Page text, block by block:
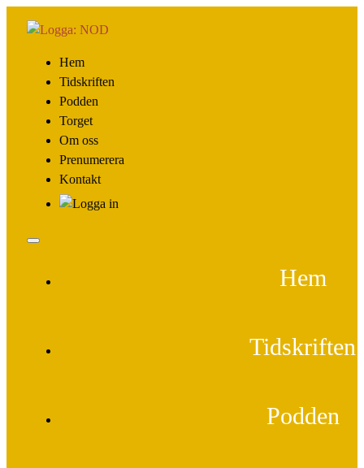
Hem
Tidskriften
Podden
Torget
Om oss
Prenumerera
Kontakt
Hem
Tidskriften
Podden